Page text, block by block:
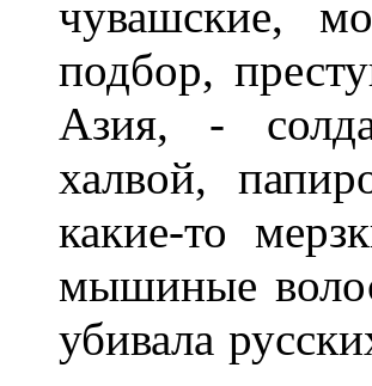
чувашские,
подбор,
Азия, -
халвой,
какие-то
мышиные
убивала